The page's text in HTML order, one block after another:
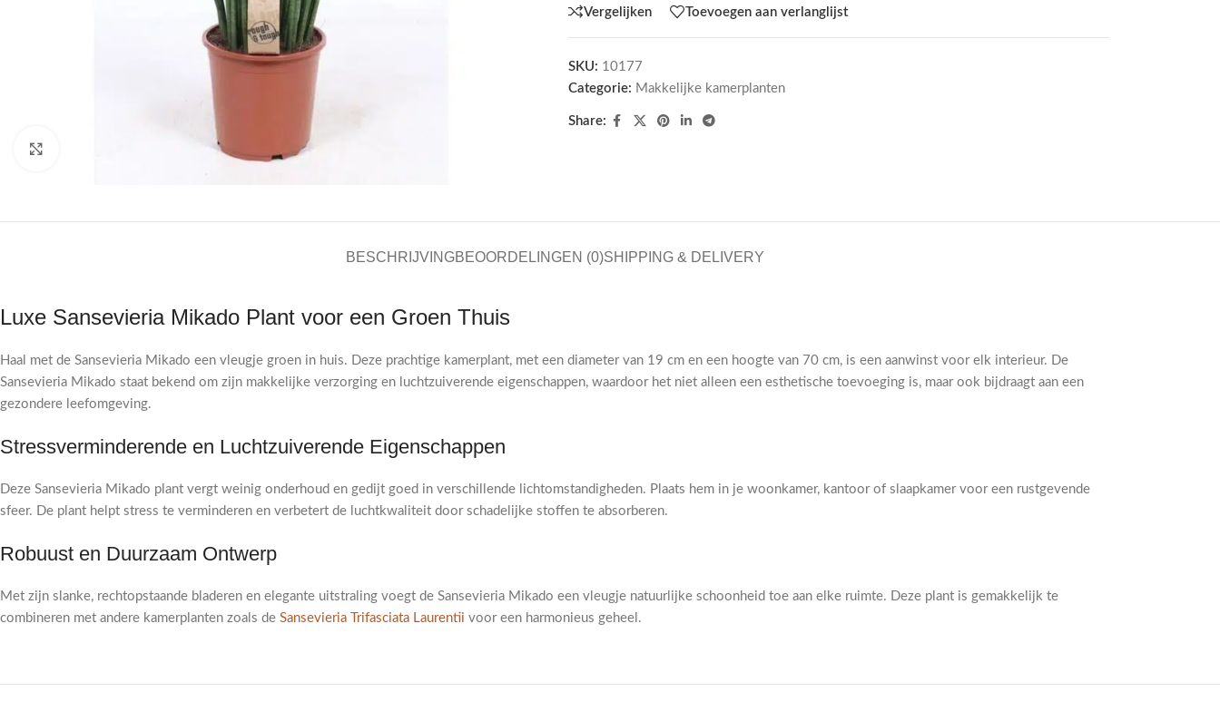
Vergelijken Toevoegen aan verlanglijst
SKU: 10177
Categorie: Makkelijke kamerplanten
Share:
BESCHRIJVINGBEOORDELINGEN (0)SHIPPING & DELIVERY
Luxe Sansevieria Mikado Plant voor een Groen Thuis
Haal met de Sansevieria Mikado een vleugje groen in huis. Deze prachtige kamerplant, met een diameter van 19 cm en een hoogte van 70 cm, is een aanwinst voor elk interieur. De
Sansevieria Mikado staat bekend om zijn makkelijke verzorging en luchtzuiverende eigenschappen, waardoor het niet alleen een esthetische toevoeging is, maar ook bijdraagt aan een
gezondere leefomgeving.
Stressverminderende en Luchtzuiverende Eigenschappen
Deze Sansevieria Mikado plant vergt weinig onderhoud en gedijt goed in verschillende lichtomstandigheden. Plaats hem in je woonkamer, kantoor of slaapkamer voor een rustgevende
sfeer. De plant helpt stress te verminderen en verbetert de luchtkwaliteit door schadelijke stoffen te absorberen.
Robuust en Duurzaam Ontwerp
Met zijn slanke, rechtopstaande bladeren en elegante uitstraling voegt de Sansevieria Mikado een vleugje natuurlijke schoonheid toe aan elke ruimte. Deze plant is gemakkelijk te
combineren met andere kamerplanten zoals de Sansevieria Trifasciata Laurentii voor een harmonieus geheel.